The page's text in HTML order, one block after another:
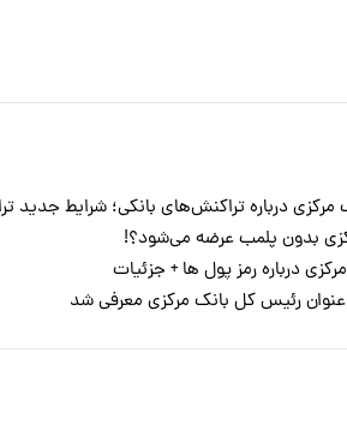
درباره تراکنش‌های بانکی؛ شرایط
بدون پلمب عرضه می‌شود؟!
درباره رمز پول ها + جزئیات
رئیس کل بانک مرکزی معرفی شد